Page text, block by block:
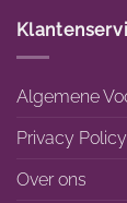
Algemene
Privacy Policy
Over ons